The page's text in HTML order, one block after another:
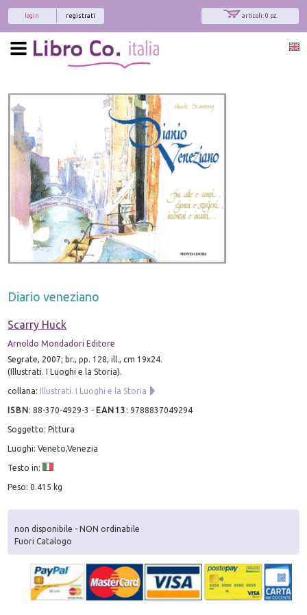
articoli: 0 pz.
registrati
login
Diario veneziano
Scarry Huck
Arnoldo Mondadori Editore
Segrate, 2007; br., pp. 128, ill., cm 19x24.
(Illustrati. I Luoghi e la Storia).
collana: Illustrati. I Luoghi e la Storia
ISBN:88-370-4929-3 - EAN13 :9788837049294
Soggetto: Pittura
Luoghi: Veneto,Venezia
Testo in:
Peso: 0.415 kg
non disponibile - NON ordinabile
Fuori Catalogo